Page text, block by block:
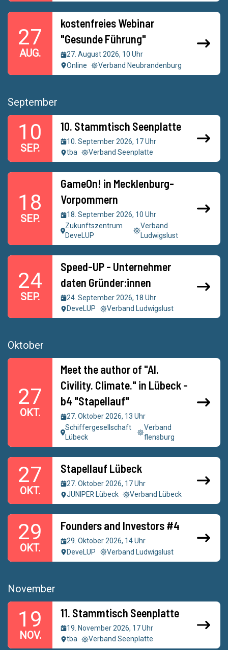
27
AUG.
kostenfreies Webinar
"Gesunde Führung"
27. August 2026, 10 Uhr
Online
Verband Neubrandenburg
September
10
SEP.
10. Stammtisch Seenplatte
10. September 2026, 17 Uhr
tba
Verband Seenplatte
18
SEP.
GameOn! in Mecklenburg-
Vorpommern
18. September 2026, 10 Uhr
Zukunftszentrum
DeveLUP
Verband
Ludwigslust
24
SEP.
Speed-UP - Unternehmer
daten Gründer:innen
24. September 2026, 18 Uhr
DeveLUP
Verband Ludwigslust
Oktober
27
OKT.
Meet the author of "AI.
Civility. Climate." in Lübeck -
b4 "Stapellauf"
27. Oktober 2026, 13 Uhr
Schiffergesellschaft
Lübeck
Verband
flensburg
27
OKT.
Stapellauf Lübeck
27. Oktober 2026, 17 Uhr
JUNIPER Lübeck
Verband Lübeck
29
OKT.
Founders and Investors #4
29. Oktober 2026, 14 Uhr
DeveLUP
Verband Ludwigslust
November
19
NOV.
11. Stammtisch Seenplatte
19. November 2026, 17 Uhr
tba
Verband Seenplatte